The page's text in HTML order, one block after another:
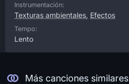
Instrumentación:
Texturas ambientales, Efectos
Tempo:
Lento
Más canciones similares